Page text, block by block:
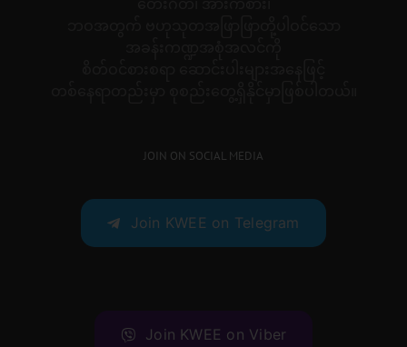
JOIN ON SOCIAL MEDIA
Join KWEE on Telegram
Join KWEE on Viber